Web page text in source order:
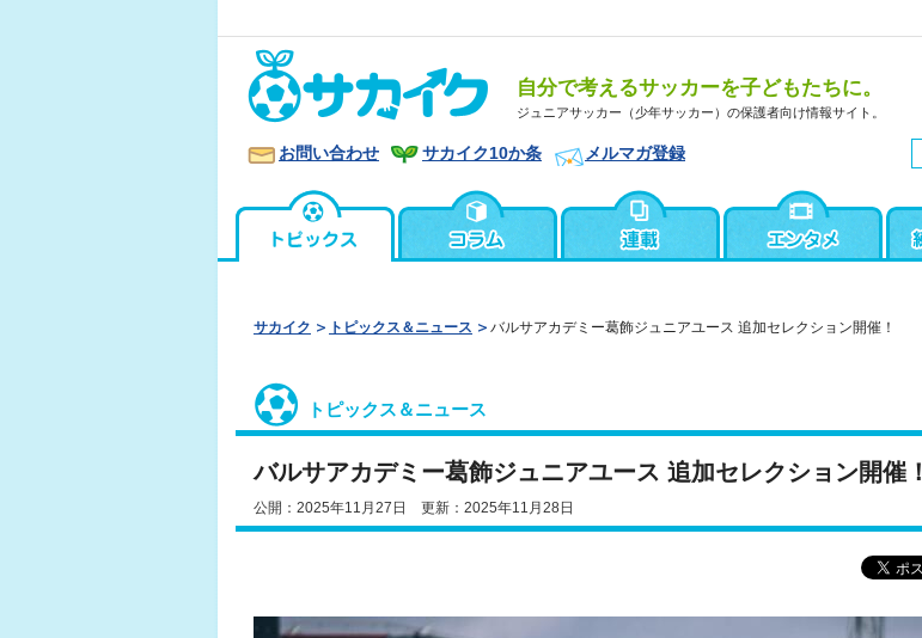
自分で考えるサッカーを子どもたちに。
ジュニアサッカー（少年サッカー）の保護者向け情報サイト。
お問い合わせ サカイク10か条 メルマガ登録
サカイク トピックス＆ニュース バルサアカデミー葛飾ジュニアユース 追加セレクション開催！
トピックス＆ニュース
バルサアカデミー葛飾ジュニアユース 追加セレクション開催！
公開：2025年11月27日 更新：2025年11月28日